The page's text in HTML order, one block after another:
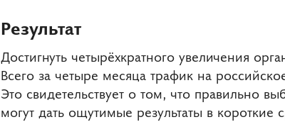
Результат
Достигнуть четырёхкратного увеличения
Всего за четыре месяца трафик на
Это свидетельствует о том, что правильно
могут дать ощутимые результаты в короткие